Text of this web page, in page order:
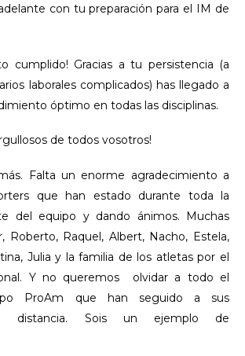
con tu preparación para el IM de
cumplido! Gracias a tu persistencia (a
laborales complicados) has llegado a
óptimo en todas las disciplinas.
de todos vosotros!
Falta un enorme agradecimiento a
que han estado durante toda la
del equipo y dando ánimos. Muchas
Roberto, Raquel, Albert, Nacho, Estela,
Julia y la familia de los atletas por el
Y no queremos olvidar a todo el
ProAm que han seguido a sus
distancia. Sois un ejemplo de